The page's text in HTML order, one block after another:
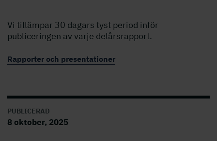
Vi tillämpar 30 dagars tyst period inför
publiceringen av varje delårsrapport.
Rapporter och presentationer
PUBLICERAD
8 oktober, 2025